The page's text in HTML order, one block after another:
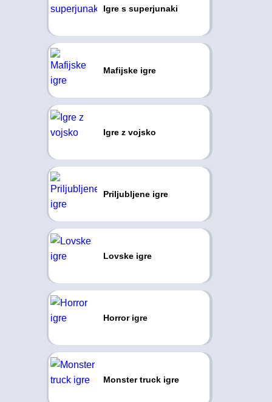
Igre s superjunaki
Mafijske igre
Igre z vojsko
Priljubljene igre
Lovske igre
Horror igre
Monster truck igre